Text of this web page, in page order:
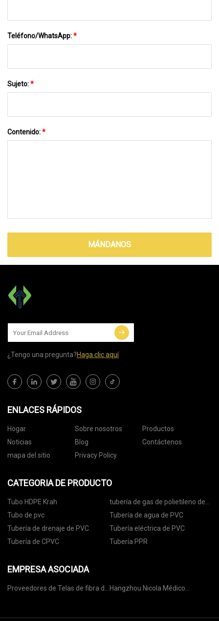
Teléfono/WhatsApp:*
Sujeto:*
Contenido:*
MÁNDANOS
¿Tengo una pregunta?Haga clic aquí
ENLACES RÁPIDOS
Hogar Sobre nosotros
Productos
Noticias
Blog
Contáctenos
mapa del sitio
Privacy Policy
CATEGORIA DE PRODUCTO
Tubo HDPE Krah
tubería de gas de polietileno de
alta densidad
Tubo de pvc
Tubería de agua de PVC
Tubería de drenaje de PVC
Tubería eléctrica de PVC
Tubería de CPVC
Tubería PPR
EMPRESA ASOCIADA
Proveedores de Telas de fibra de Hangzhou Nicola Médico